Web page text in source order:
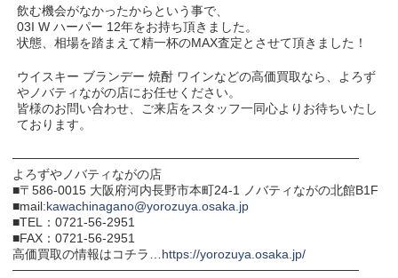
飲む機会がなかったからという事で、
03I W ハーパー 12年をお持ち頂きました。
状態、相場を踏まえて精一杯のMAX査定とさせて頂きました！
ウイスキー ブランデー 焼酎 ワインなどの高価買取なら、よろず
やノバティながの店にお任せください。
皆様のお問い合わせ、ご来店をスタッフ一同心よりお待ちいたし
ております。
───────────────────────────────────────
よろずやノバティながの店
■〒586-0015 大阪府河内長野市本町24-1 ノバティながの北館B1F
■mail:kawachinagano@yorozuya.osaka.jp
■TEL：0721-56-2951
■FAX：0721-56-2951
高価買取の情報はコチラ… https://yorozuya.osaka.jp/
───────────────────────────────────────